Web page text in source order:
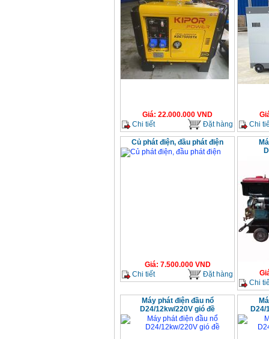
Giá: 22.000.000 VND
Chi tiết
Đặt hàng
Chi
Củ phát điện, đầu phát điện
Giá: 7.500.000VND
Chi tiết
Đặt hàng
Chi
Máy phát điện đầu nổ
D24/12kw/220V gió đề